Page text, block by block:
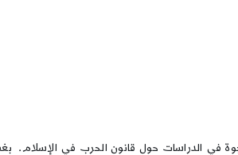
في الدراسات حول قانون الحرب في الإسلام. بغض